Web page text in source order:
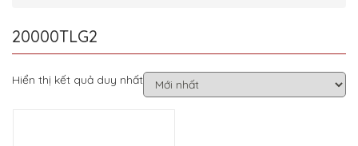
20000TLG2
Hiển thị kết quả duy nhất